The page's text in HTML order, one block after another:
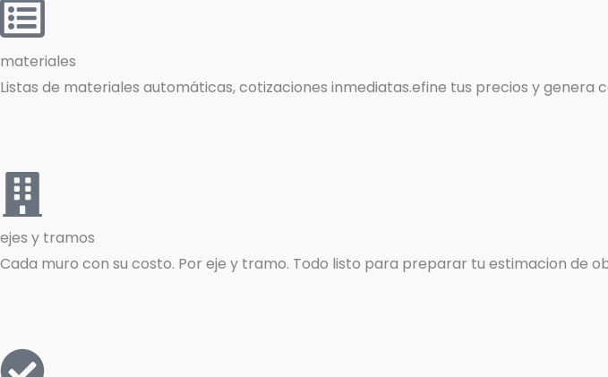
materiales
Listas de materiales automáticas, cotizaciones inmediatas.efine tus precios y genera
ejes y tramos
Cada muro con su costo. Por eje y tramo. Todo listo para preparar tu estimacion de